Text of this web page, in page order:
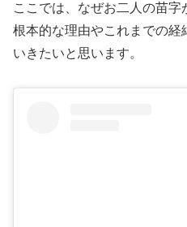
ここでは、なぜお二人の苗
根本的な理由やこれまでの経
いきたいと思います。